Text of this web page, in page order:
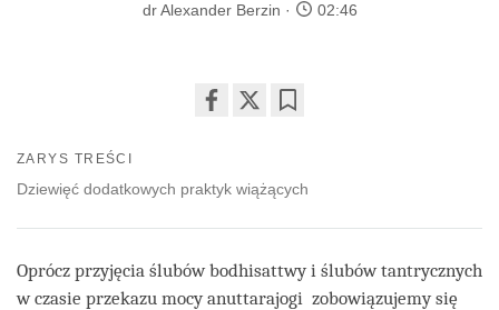
dr Alexander Berzin 02:46
facebook
ZARYS TREŚCI
Dziewięć dodatkowych praktyk wiążących
Oprócz przyjęcia ślubów bodhisattwy i ślubów tantrycznych
w czasie przekazu mocy anuttarajogi zobowiązujemy się